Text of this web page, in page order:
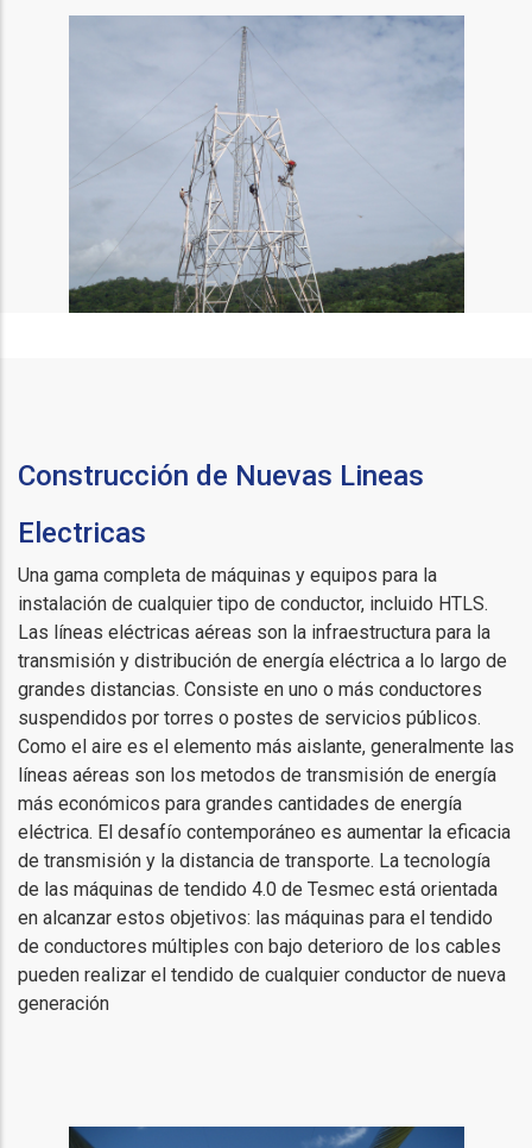
Construcción de Nuevas Lineas
Electricas
Una gama completa de máquinas y equipos para la
instalación de cualquier tipo de conductor, incluido HTLS.
Las líneas eléctricas aéreas son la infraestructura para la
transmisión y distribución de energía eléctrica a lo largo de
grandes distancias. Consiste en uno o más conductores
suspendidos por torres o postes de servicios públicos.
Como el aire es el elemento más aislante, generalmente las
líneas aéreas son los metodos de transmisión de energía
más económicos para grandes cantidades de energía
eléctrica. El desafío contemporáneo es aumentar la eficacia
de transmisión y la distancia de transporte. La tecnología
de las máquinas de tendido 4.0 de Tesmec está orientada
en alcanzar estos objetivos: las máquinas para el tendido
de conductores múltiples con bajo deterioro de los cables
pueden realizar el tendido de cualquier conductor de nueva
generación